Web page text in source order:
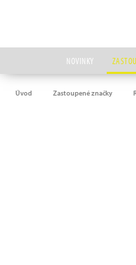
NOVINKY
Úvod Zastoupené značky